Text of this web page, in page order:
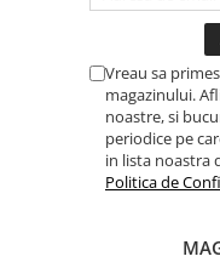
Vreau sa
magazinului.
noastre, si
periodice pe
in lista noastra
Politica de